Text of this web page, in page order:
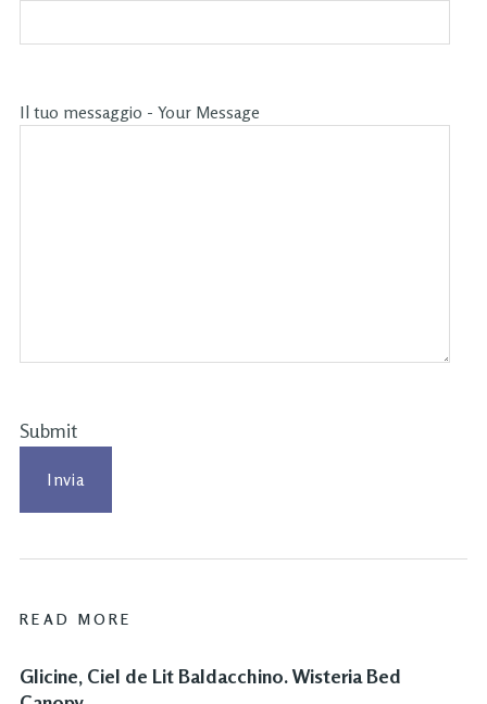
Il tuo messaggio - Your Message
Submit
READ MORE
Glicine, Ciel de Lit Baldacchino. Wisteria Bed